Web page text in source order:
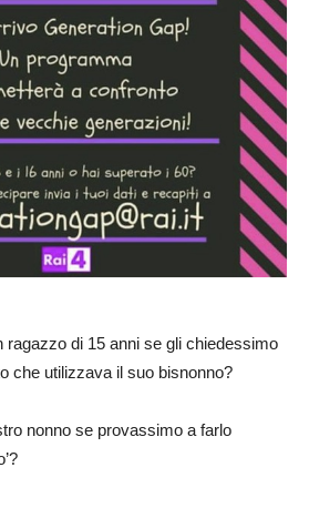
ragazzo di 15 anni se gli chiedessimo
che utilizzava il suo bisnonno?
nonno se provassimo a farlo